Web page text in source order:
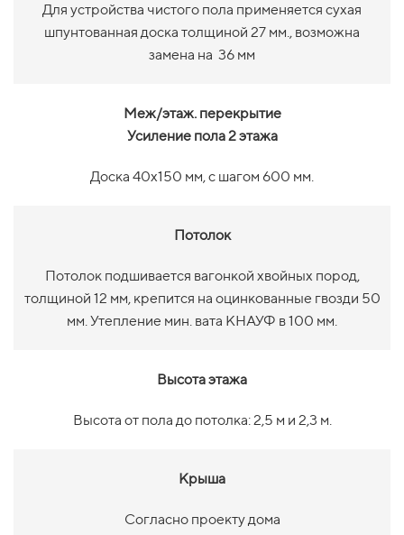
Для устройства чистого пола применяется сухая
шпунтованная доска толщиной 27 мм., возможна
замена на 36 мм
Меж/этаж. перекрытие
Усиление пола 2 этажа
Доска 40х150 мм, с шагом 600 мм.
Потолок
Потолок подшивается вагонкой хвойных пород,
толщиной 12 мм, крепится на оцинкованные гвозди 50
мм. Утепление мин. вата КНАУФ в 100 мм.
Высота этажа
Высота от пола до потолка: 2,5 м и 2,3 м.
Крыша
Согласно проекту дома